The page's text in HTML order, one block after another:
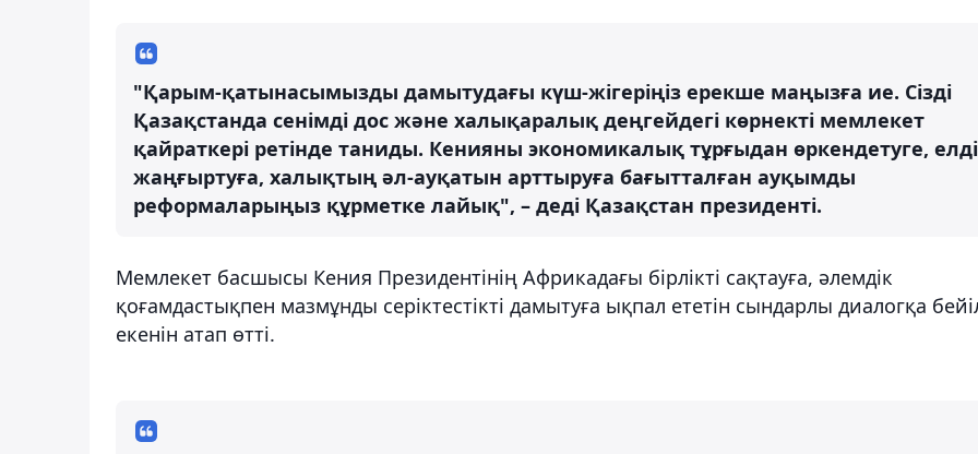
"Қарым-қатынасымызды дамытудағы күш-жігеріңіз ерекше маңызға ие. Сізді
Қазақстанда сенімді дос және халықаралық деңгейдегі көрнекті мемлекет
қайраткері ретінде таниды. Кенияны экономикалық тұрғыдан өркендетуге, елді
жаңғыртуға, халықтың әл-ауқатын арттыруға бағытталған ауқымды
реформаларыңыз құрметке лайық", – деді Қазақстан президенті.
Мемлекет басшысы Кения Президентінің Африкадағы бірлікті сақтауға, әлемдік
қоғамдастықпен мазмұнды серіктестікті дамытуға ықпал ететін сындарлы диалогқа
екенін атап өтті.